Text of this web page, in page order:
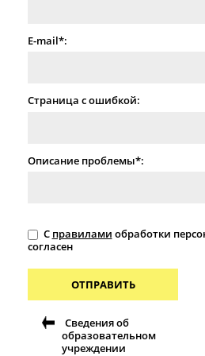
E-mail*:
Страница с ошибкой:
Описание проблемы*:
С правилами обработки
согласен
ОТПРАВИТЬ
Сведения об
образовательном
учреждении